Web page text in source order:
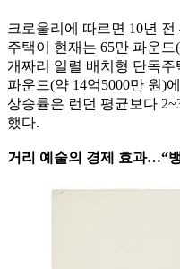
크로울리에 따르면 10년 전
주택이 현재는 65만 파운
개짜리 일렬 배치형 단독
파운드(약 14억5000만 원)
상승률은 런던 평균보다
했다.
거리 예술의 경제 효과…“